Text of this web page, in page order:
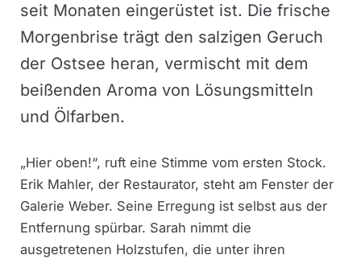
seit Monaten eingerüstet ist. Die frische
Morgenbrise trägt den salzigen Geruch
der Ostsee heran, vermischt mit dem
beißenden Aroma von Lösungsmitteln
und Ölfarben.
„Hier oben!“, ruft eine Stimme vom ersten Stock.
Erik Mahler, der Restaurator, steht am Fenster der
Galerie Weber. Seine Erregung ist selbst aus der
Entfernung spürbar. Sarah nimmt die
ausgetretenen Holzstufen, die unter ihren